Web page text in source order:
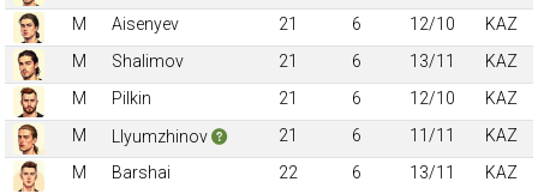
M
Aisenyev 21 6 12/10
KAZ
M
Shalimov 21 6 13/11
KAZ
M
Pilkin 21 6 12/10
KAZ
M
Llyumzhinov 21 6 11/11
KAZ
M
Barshai 22 6 13/11
KAZ